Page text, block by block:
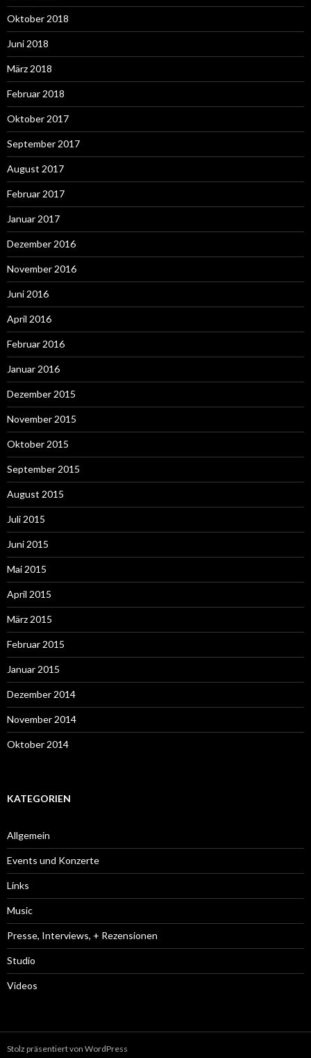
Oktober 2018
Juni 2018
März 2018
Februar 2018
Oktober 2017
September 2017
August 2017
Februar 2017
Januar 2017
Dezember 2016
November 2016
Juni 2016
April 2016
Februar 2016
Januar 2016
Dezember 2015
November 2015
Oktober 2015
September 2015
August 2015
Juli 2015
Juni 2015
Mai 2015
April 2015
März 2015
Februar 2015
Januar 2015
Dezember 2014
November 2014
Oktober 2014
KATEGORIEN
Allgemein
Events und Konzerte
Links
Music
Presse, Interviews, + Rezensionen
Studio
Videos
Stolz präsentiert von WordPress